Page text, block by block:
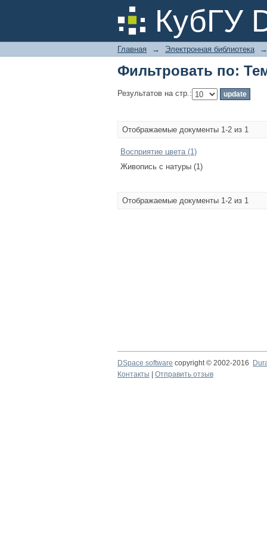
КубГУ
Фильтровать по:
Главная → Электронная библиотека →
Фильтровать по:
Результатов на стр.:
Отображаемые документы 1-2 из 1
Восприятие цвета (1)
Живопись с натуры (1)
Отображаемые документы 1-2 из 1
DSpace software copyright © 2002-2016
Контакты
Отправить отзыв